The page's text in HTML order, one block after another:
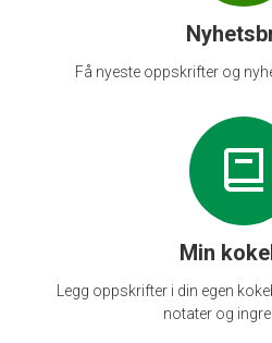
Få nyeste oppskrifter og
Min
Legg oppskrifter i din egen
notater og